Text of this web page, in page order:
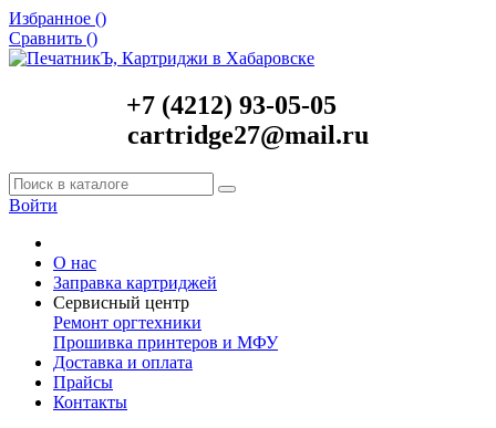
Избранное ()
Сравнить ()
+7 (4212) 93-05-05
cartridge27@mail.ru
Войти
О нас
Заправка картриджей
Сервисный центр
Ремонт оргтехники
Прошивка принтеров и МФУ
Доставка и оплата
Прайсы
Контакты